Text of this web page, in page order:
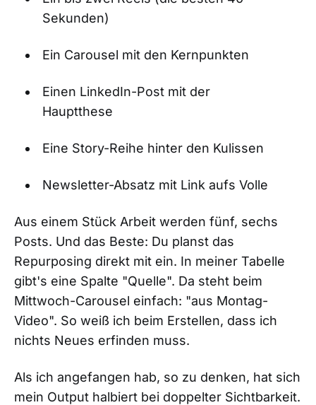
Sekunden)
Ein Carousel mit den Kernpunkten
Einen LinkedIn-Post mit der
Hauptthese
Eine Story-Reihe hinter den Kulissen
Newsletter-Absatz mit Link aufs Volle
Aus einem Stück Arbeit werden fünf, sechs
Posts. Und das Beste: Du planst das
Repurposing direkt mit ein. In meiner Tabelle
gibt's eine Spalte "Quelle". Da steht beim
Mittwoch-Carousel einfach: "aus Montag-
Video". So weiß ich beim Erstellen, dass ich
nichts Neues erfinden muss.
Als ich angefangen hab, so zu denken, hat sich
mein Output halbiert bei doppelter Sichtbarkeit.